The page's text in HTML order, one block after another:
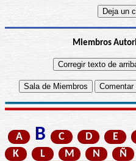
Miembros
A B C D E
K
L M N Ñ